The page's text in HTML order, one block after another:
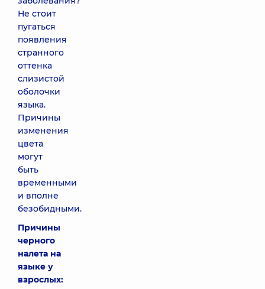
Не стоит
пугаться
появления
странного
оттенка
слизистой
оболочки
языка.
Причины
изменения
цвета
могут
быть
временными
и вполне
безобидными.
Причины
черного
налета на
языке у
взрослых: